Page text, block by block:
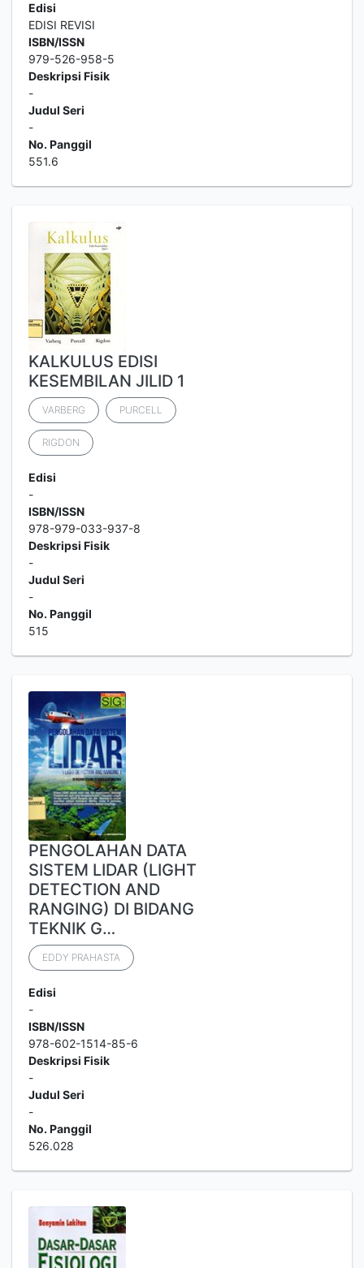
Edisi
EDISI REVISI
ISBN/ISSN
979-526-958-5
Deskripsi Fisik
-
Judul Seri
-
No. Panggil
551.6
KALKULUS EDISI
KESEMBILAN JILID 1
VARBERG PURCELL
RIGDON
Edisi
-
ISBN/ISSN
978-979-033-937-8
Deskripsi Fisik
-
Judul Seri
-
No. Panggil
515
PENGOLAHAN DATA
SISTEM LIDAR (LIGHT
DETECTION AND
RANGING) DI BIDANG
TEKNIK G…
EDDY PRAHASTA
Edisi
-
ISBN/ISSN
978-602-1514-85-6
Deskripsi Fisik
-
Judul Seri
-
No. Panggil
526.028